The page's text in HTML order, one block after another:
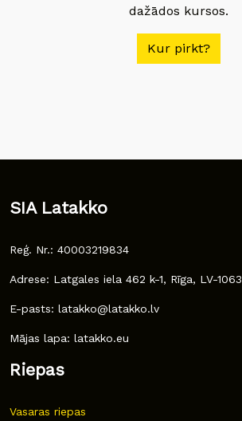
dažādos kursos.
Kur pirkt?
SIA Latakko
Reģ. Nr.: 40003219834
Adrese: Latgales iela 462 k-1, Rīga, LV-1063
E-pasts: latakko@latakko.lv
Mājas lapa: latakko.eu
Riepas
Vasaras riepas